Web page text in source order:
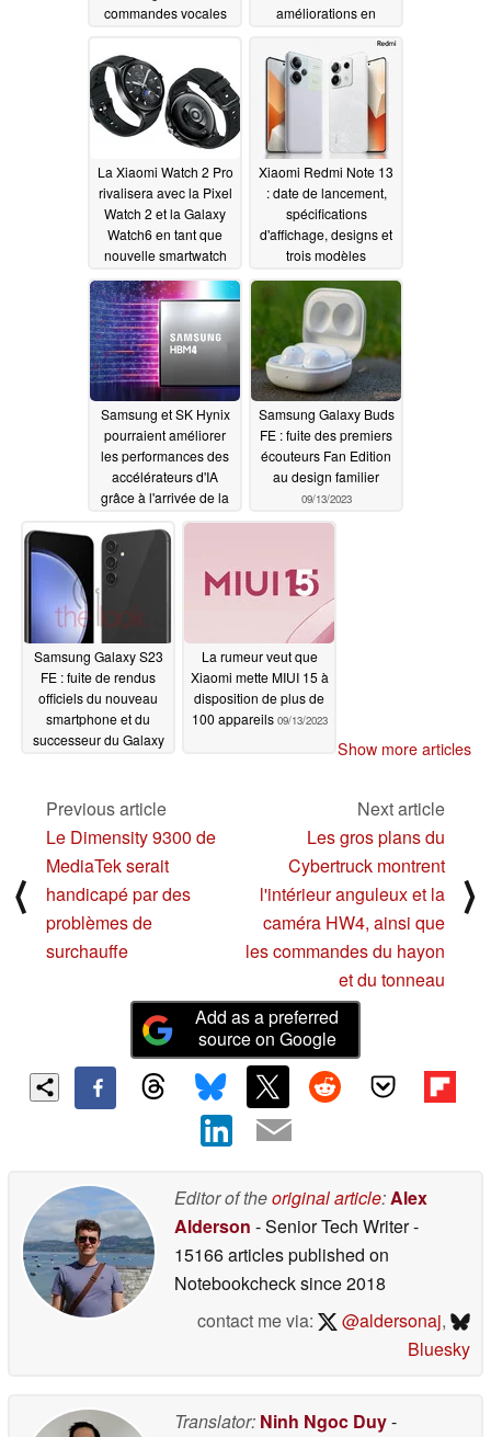
commandes vocales
améliorations en
charge rapide à 65 W
étant exclue09/15/2023
La Xiaomi Watch 2 Pro
rivalisera avec la Pixel
Watch 2 et la Galaxy
Watch6 en tant que
nouvelle smartwatch
Wear OS avec un
boîtier en acier
inoxydable et des
fonctions avancées de
suivi de la santé
09/15/2023
Xiaomi Redmi Note 13
: date de lancement,
spécifications
d'affichage, designs et
trois modèles
confirmés par de
nouveaux teasers
09/15/2023
Samsung et SK Hynix
pourraient améliorer
les performances des
accélérateurs d'IA
grâce à l'arrivée de la
norme DRAM HBM4
09/14/2023
Samsung Galaxy Buds
FE : fuite des premiers
écouteurs Fan Edition
au design familier
09/13/2023
Samsung Galaxy S23
FE : fuite de rendus
officiels du nouveau
smartphone et du
successeur du Galaxy
La rumeur veut que
Xiaomi mette MIUI 15 à
disposition de plus de
100 appareils 09/13/2023
Show more articles
⟨
Previous article
Le Dimensity 9300 de
MediaTek serait
handicapé par des
problèmes de
surchauffe
Next article
Les gros plans du
Cybertruck montrent
l'intérieur anguleux et la
caméra HW4, ainsi que
les commandes du hayon
et du tonneau
⟩
Add as a preferred
source on Google
Editor of theoriginal article: Alex
Alderson - Senior Tech Writer-
15166 articles published on
Notebookchecksince 2018
contact me via:
@aldersonaj,
Bluesky
Translator: Ninh Ngoc Duy-